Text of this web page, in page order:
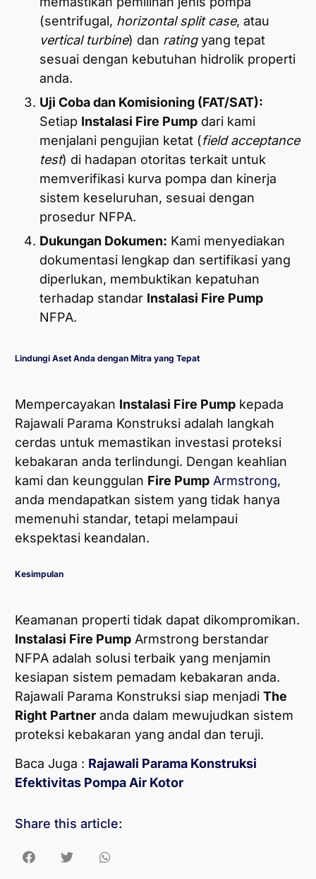
(sentrifugal, horizontal split case, atau
vertical turbine) dan ratingyang tepat
sesuai dengan kebutuhan hidrolik properti
anda.
Uji Coba dan Komisioning (FAT/SAT):
Setiap Instalasi Fire Pump dari kami
menjalani pengujian ketat (field acceptance
test) di hadapan otoritas terkait untuk
memverifikasi kurva pompa dan kinerja
sistem keseluruhan, sesuai dengan
prosedur NFPA.
Dukungan Dokumen: Kami menyediakan
dokumentasi lengkap dan sertifikasi yang
diperlukan, membuktikan kepatuhan
terhadap standar Instalasi Fire Pump
NFPA.
Lindungi Aset Anda dengan Mitra yang Tepat
Mempercayakan Instalasi Fire Pump kepada
Rajawali Parama Konstruksi adalah langkah
cerdas untuk memastikan investasi proteksi
kebakaran anda terlindungi. Dengan keahlian
kami dan keunggulan Fire Pump Armstrong,
anda mendapatkan sistem yang tidak hanya
memenuhi standar, tetapi melampaui
ekspektasi keandalan.
Kesimpulan
Keamanan properti tidak dapat dikompromikan.
Instalasi Fire Pump Armstrong berstandar
NFPA adalah solusi terbaik yang menjamin
kesiapan sistem pemadam kebakaran anda.
Rajawali Parama Konstruksi siap menjadi The
Right Partner anda dalam mewujudkan sistem
proteksi kebakaran yang andal dan teruji.
Baca Juga : Rajawali Parama Konstruksi
Efektivitas Pompa Air Kotor
Share this article: